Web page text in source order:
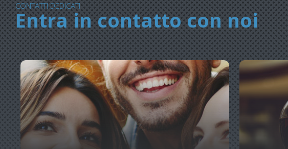
CONTATTI DEDICATI
Entra in contatto con noi